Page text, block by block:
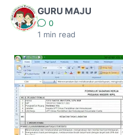
GURU MAJU
0
1 min read